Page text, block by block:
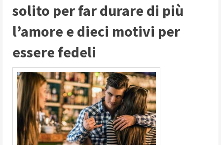
solito per far durare di più
l’amore e dieci motivi per
essere fedeli